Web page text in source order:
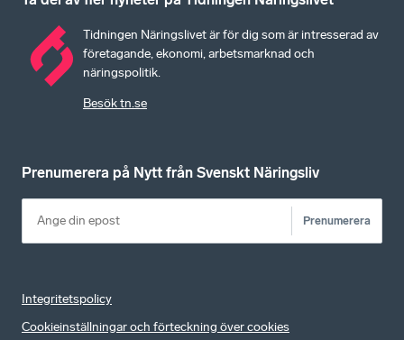
Tidningen Näringslivet är för dig som är intresserad av
företagande, ekonomi, arbetsmarknad och
näringspolitik.
Besök tn.se
Prenumerera på Nytt från Svenskt Näringsliv
Prenumerera
Integritetspolicy
Cookieinställningar och förteckning över cookies